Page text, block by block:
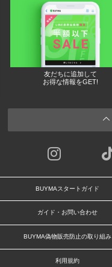
友だちに追加して
お得な情報をGET!
BUYMAスタートガイド
ガイド・お問い合わせ
BUYMA偽物販売防止の取り組み
利用規約